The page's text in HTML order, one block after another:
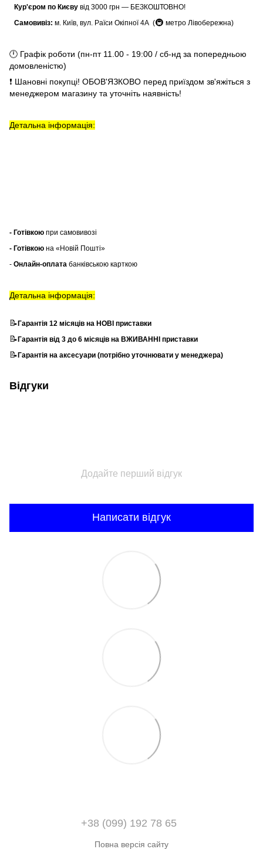
Кур'єром по Києву від 3000 грн — БЕЗКОШТОВНО!
Самовивіз: м. Київ, вул. Раїси Окіпної 4А (🚇 метро Лівобережна)
🕛 Графік роботи (пн-пт 11.00 - 19:00 / сб-нд за попередньою
домовленістю)
❗ Шановні покупці! ОБОВ'ЯЗКОВО перед приїздом зв'яжіться з
менеджером магазину та уточніть наявність!
Детальна інформація:
- Готівкою при самовивозі
- Готівкою на «Новій Пошті»
- Онлайн-оплата банківською карткою
Детальна інформація:
📝Гарантія 12 місяців на НОВІ приставки
📝Гарантія від 3 до 6 місяців на ВЖИВАННІ приставки
📝Гарантія на аксесуари (потрібно уточнювати у менеджера)
Відгуки
Додайте перший відгук
Написати відгук
+38 (099) 192 78 65
Повна версія сайту